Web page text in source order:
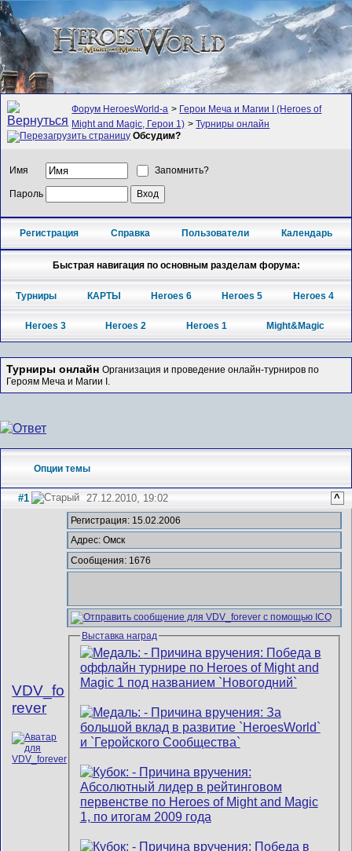
Форум HeroesWorld-а > Герои Меча и Магии I (Heroes of
Might and Magic, Герои 1) >Турниры онлайн
Обсудим?
Имя Запомнить?
Пароль
Регистрация Справка Пользователи Календарь
Быстрая навигация по основным разделам форума:
Турниры КАРТЫ Heroes 6 Heroes 5 Heroes 4
Heroes 3 Heroes 2 Heroes 1 Might&Magic
Турниры онлайн Организация и проведение онлайн-турниров по
Героям Меча и Магии I.
Опции темы
#1 27.12.2010, 19:02 ^
VDV_fo
rever
Регистрация: 15.02.2006
Адрес: Омск
Сообщения: 1676
Выставка наград